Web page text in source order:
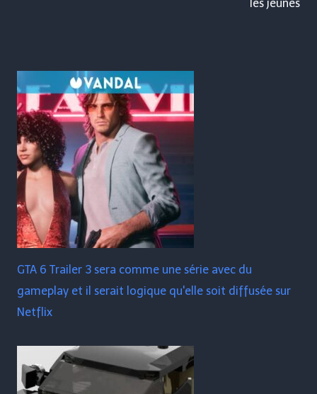
les jeunes
GTA 6 Trailer 3 sera comme une série avec du
gameplay et il serait logique qu'elle soit diffusée sur
Netflix